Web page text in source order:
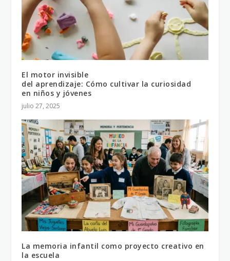
El motor invisible
del aprendizaje: Cómo cultivar la curiosidad
en niños y jóvenes
julio 27, 2025
La memoria infantil como proyecto creativo en
la escuela